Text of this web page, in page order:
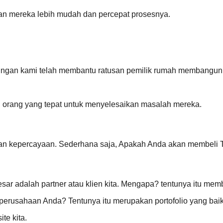
mereka lebih mudah dan percepat prosesnya.
kami telah membantu ratusan pemilik rumah
yang tepat untuk menyelesaikan masalah mereka.
kepercayaan. Sederhana saja, Apakah Anda akan
adalah partner atau klien kita. Mengapa? tentunya itu
Anda? Tentunya itu merupakan portofolio yang
kita.